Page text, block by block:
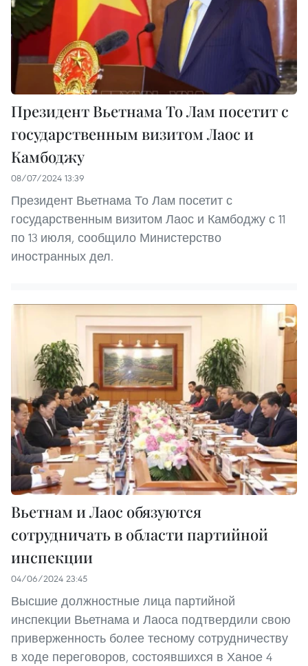
Президент Вьетнама То Лам посетит с
государственным визитом Лаос и
Камбоджу
08/07/2024 13:39
Президент Вьетнама То Лам посетит с
государственным визитом Лаос и Камбоджу с 11
по 13 июля, сообщило Министерство
иностранных дел.
Вьетнам и Лаос обязуются
сотрудничать в области партийной
инспекции
04/06/2024 23:45
Высшие должностные лица партийной
инспекции Вьетнама и Лаоса подтвердили свою
приверженность более тесному сотрудничеству
в ходе переговоров, состоявшихся в Ханое 4